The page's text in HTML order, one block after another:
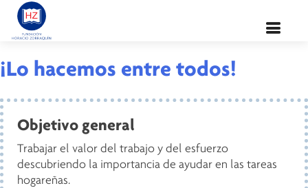
Valor:
¡Lo hacemos entre todos!
Objetivo general
Trabajar el valor del trabajo y del esfuerzo
descubriendo la importancia de ayudar en las tareas
hogareñas.